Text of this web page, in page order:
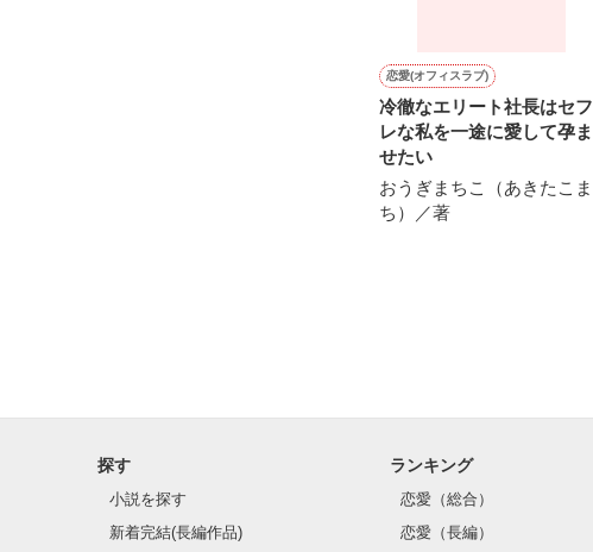
恋愛(オフィスラブ)
冷徹なエリート社長はセフ
レな私を一途に愛して孕ま
せたい
おうぎまちこ（あきたこま
ち）／著
探す
小説を探す
新着完結(長編作品)
ランキング
恋愛（総合）
恋愛（長編）